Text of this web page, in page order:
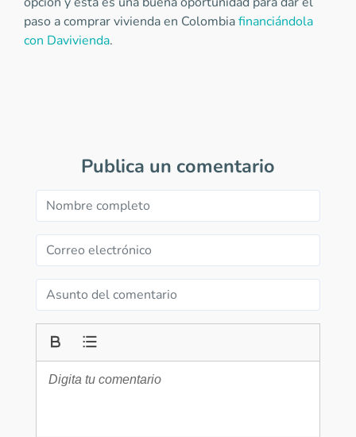
paso a comprar vivienda en Colombiafinanciándola
con Davivienda.
Publica un comentario